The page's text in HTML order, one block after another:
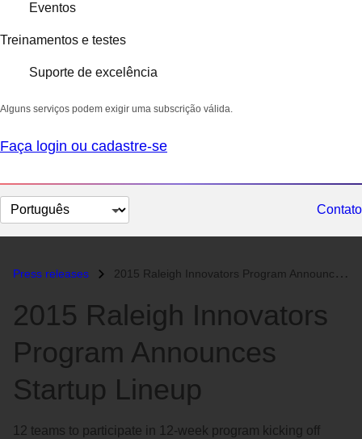
Eventos
Treinamentos e testes
Suporte de excelência
Alguns serviços podem exigir uma subscrição válida.
Faça login ou cadastre-se
Selecionar
idioma
Contato
Press releases 2015 Raleigh Innovators Program Announces Startup Lineup...
2015 Raleigh Innovators
Program Announces
Startup Lineup
12 teams to participate in 12-week program kicking off